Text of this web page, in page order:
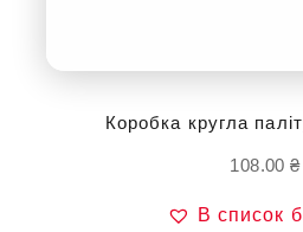
Коробка кругла
108.00₴
В список